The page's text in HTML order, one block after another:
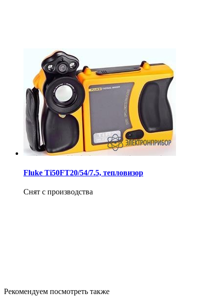
Fluke Ti50FT20/54/7.5, тепловизор
Снят с производства
Рекомендуем посмотреть также